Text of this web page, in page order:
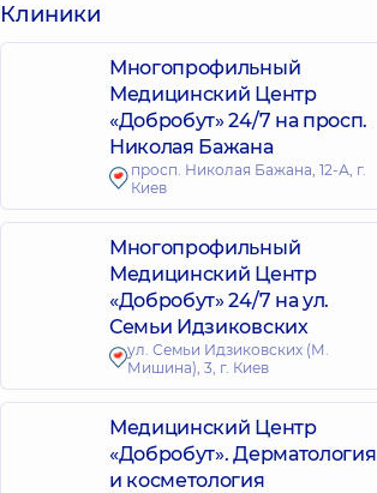
Клиники
Многопрофильный
Медицинский Центр
«Добробут» 24/7 на просп.
Николая Бажана
просп. Николая Бажана, 12-А, г.
Киев
Многопрофильный
Медицинский Центр
«Добробут» 24/7 на ул.
Семьи Идзиковских
ул. Семьи Идзиковских (М.
Мишина), 3, г. Киев
Медицинский Центр
«Добробут». Дерматология
и косметология